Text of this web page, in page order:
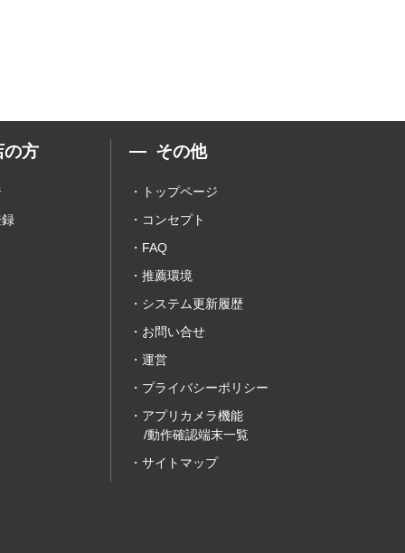
の方 その他
トップページ
コンセプト
FAQ
推薦環境
システム更新履歴
お問い合せ
運営
プライバシーポリシー
アプリカメラ機能
/動作確認端末一覧
サイトマップ